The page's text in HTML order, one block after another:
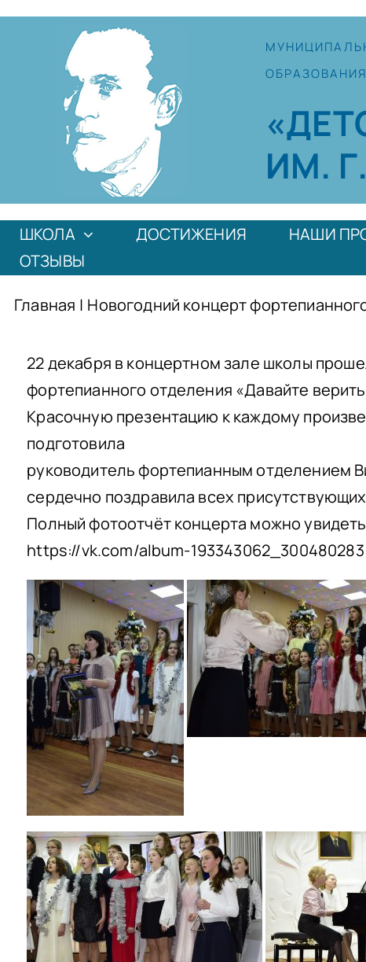
Skip
ОБРАЗОВАНИЯ
ИМ.
ШКОЛА ДОСТИЖЕНИЯ НАШИ
ОТЗЫВЫ
Главная | Новогодний концерт
22 декабря в концертном зале школы
фортепианного отделения «Давайте
Красочную презентацию к каждому
подготовила
руководитель фортепианным отделением
сердечно поздравила всех
Полный фотоотчёт концерта можно
https://vk.com/album-193343062_300480283